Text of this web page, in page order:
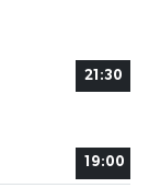
21:30
19:00